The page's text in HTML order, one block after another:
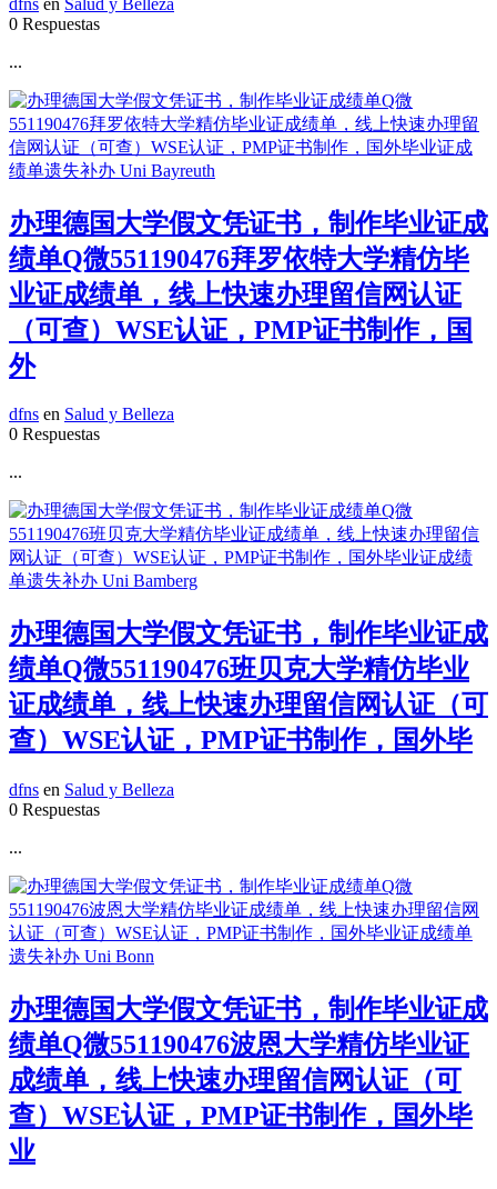
0 Respuestas
...
办理德国大学假文凭证书，制作毕业证成
绩单Q微551190476拜罗依特大学精仿毕
业证成绩单，线上快速办理留信网认证
（可查）WSE认证，PMP证书制作，国
外
dfns en Salud y Belleza
0 Respuestas
...
办理德国大学假文凭证书，制作毕业证成
绩单Q微551190476班贝克大学精仿毕业
证成绩单，线上快速办理留信网认证（可
查）WSE认证，PMP证书制作，国外毕
dfns en Salud y Belleza
0 Respuestas
...
办理德国大学假文凭证书，制作毕业证成
绩单Q微551190476波恩大学精仿毕业证
成绩单，线上快速办理留信网认证（可
查）WSE认证，PMP证书制作，国外毕
业